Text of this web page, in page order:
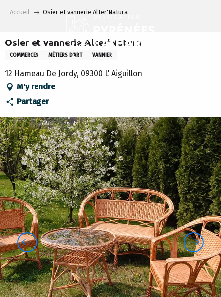
principal
Accueil Osier et vannerie Alter'Natura
Osier et vannerie Alter'Natura
COMMERCES MÉTIERS D’ART VANNIER
12 Hameau De Jordy, 09300 L' Aiguillon
M'y rendre
Partager